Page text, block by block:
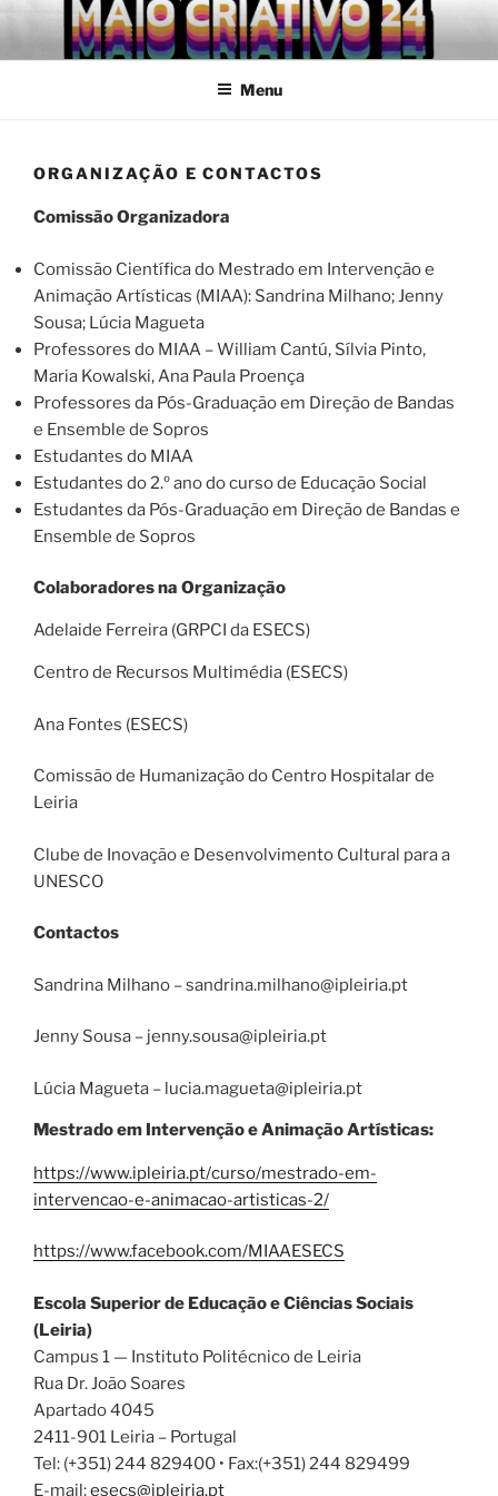
Saltar
para
o
Menu
ORGANIZAÇÃO E CONTACTOS
Comissão Organizadora
Comissão Científica do Mestrado em Intervenção e
Animação Artísticas (MIAA): Sandrina Milhano; Jenny
Sousa; Lúcia Magueta
Professores do MIAA – William Cantú, Sílvia Pinto,
Maria Kowalski, Ana Paula Proença
Professores da Pós-Graduação em Direção de Bandas
e Ensemble de Sopros
Estudantes do MIAA
Estudantes do 2.º ano do curso de Educação Social
Estudantes da Pós-Graduação em Direção de Bandas e
Ensemble de Sopros
Colaboradores na Organização
Adelaide Ferreira (GRPCI da ESECS)
Centro de Recursos Multimédia (ESECS)
Ana Fontes (ESECS)
Comissão de Humanização do Centro Hospitalar de
Leiria
Clube de Inovação e Desenvolvimento Cultural para a
UNESCO
Contactos
Sandrina Milhano – sandrina.milhano@ipleiria.pt
Jenny Sousa – jenny.sousa@ipleiria.pt
Lúcia Magueta – lucia.magueta@ipleiria.pt
Mestrado em Intervenção e Animação Artísticas:
https://www.ipleiria.pt/curso/mestrado-em-
intervencao-e-animacao-artisticas-2/
https://www.facebook.com/MIAAESECS
Escola Superior de Educação e Ciências Sociais
(Leiria)
Campus 1 — Instituto Politécnico de Leiria
Rua Dr. João Soares
Apartado 4045
2411-901 Leiria – Portugal
Tel: (+351) 244 829400 • Fax:(+351) 244 829499
E-mail:esecs@ipleiria.pt